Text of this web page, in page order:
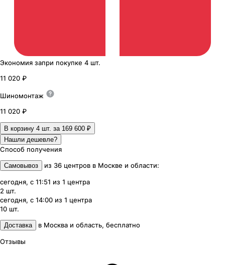
Экономия запри покупке 4 шт.
11 020 ₽
Шиномонтаж
11 020 ₽
В корзину 4 шт. за 169 600 ₽
Нашли дешевле?
Способ получения
Самовывоз из 36 центров в Москве и области:
сегодня, с 11:51 из 1 центра
2 шт.
сегодня, с 14:00 из 1 центра
10 шт.
Доставка в Москва и область, бесплатно
Отзывы